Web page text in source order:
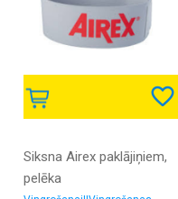
Siksna Airex paklājiņiem,
pelēka